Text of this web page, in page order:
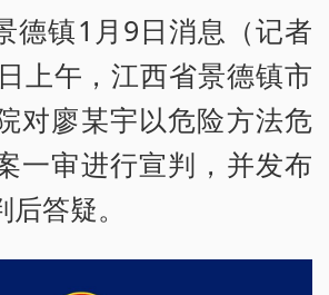
德镇1月9日消息（记者
上午，江西省景德镇市
对廖某宇以危险方法危
一审进行宣判，并发布
答疑。